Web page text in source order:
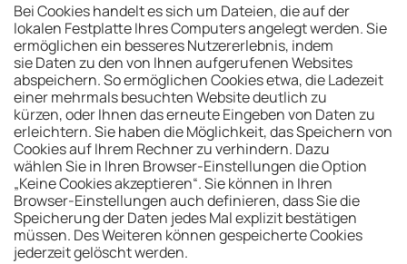
Bei Cookies handelt es sich um Dateien, die auf der
lokalen Festplatte Ihres Computers angelegt werden. Sie
ermöglichen ein besseres Nutzererlebnis, indem
sie Daten zu den von Ihnen aufgerufenen Websites
abspeichern. So ermöglichen Cookies etwa, die Ladezeit
einer mehrmals besuchten Website deutlich zu
kürzen, oder Ihnen das erneute Eingeben von Daten zu
erleichtern. Sie haben die Möglichkeit, das Speichern von
Cookies auf Ihrem Rechner zu verhindern. Dazu
wählen Sie in Ihren Browser-Einstellungen die Option
„Keine Cookies akzeptieren“. Sie können in Ihren
Browser-Einstellungen auch definieren, dass Sie die
Speicherung der Daten jedes Mal explizit bestätigen
müssen. Des Weiteren können gespeicherte Cookies
jederzeit gelöscht werden.